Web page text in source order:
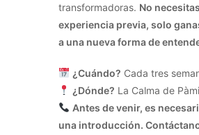
transformadoras. No necesitas
experiencia previa, solo
a una nueva forma de
¿Cuándo? Cada tres
¿Dónde? La Calma de
Antes de venir, es
una introducción.